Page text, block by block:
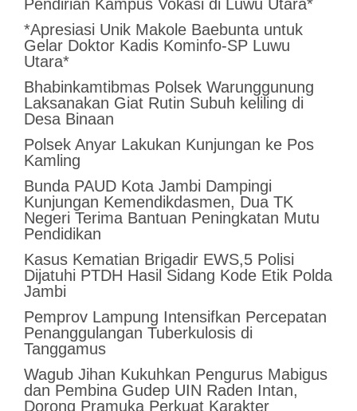
Pendirian Kampus Vokasi di Luwu Utara*
*Apresiasi Unik Makole Baebunta untuk
Gelar Doktor Kadis Kominfo-SP Luwu
Utara*
Bhabinkamtibmas Polsek Warunggunung
Laksanakan Giat Rutin Subuh keliling di
Desa Binaan
Polsek Anyar Lakukan Kunjungan ke Pos
Kamling
Bunda PAUD Kota Jambi Dampingi
Kunjungan Kemendikdasmen, Dua TK
Negeri Terima Bantuan Peningkatan Mutu
Pendidikan
Kasus Kematian Brigadir EWS,5 Polisi
Dijatuhi PTDH Hasil Sidang Kode Etik Polda
Jambi
Pemprov Lampung Intensifkan Percepatan
Penanggulangan Tuberkulosis di
Tanggamus
Wagub Jihan Kukuhkan Pengurus Mabigus
dan Pembina Gudep UIN Raden Intan,
Dorong Pramuka Perkuat Karakter